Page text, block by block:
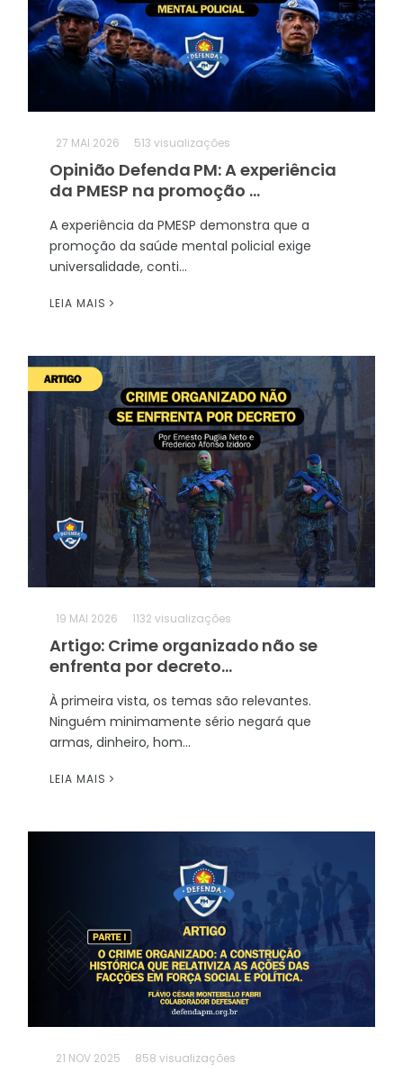
27 MAI 2026 513 visualizações
Opinião Defenda PM: A experiência
da PMESP na promoção ...
A experiência da PMESP demonstra que a
promoção da saúde mental policial exige
universalidade, conti...
LEIA MAIS
19 MAI 2026 1132 visualizações
Artigo: Crime organizado não se
enfrenta por decreto...
À primeira vista, os temas são relevantes.
Ninguém minimamente sério negará que
armas, dinheiro, hom...
LEIA MAIS
21 NOV 2025 858 visualizações